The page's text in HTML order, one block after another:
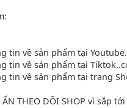
tin về sản phẩm tại
tin về sản phẩm tại
tin về sản phẩm tại trang
ẤN THEO DÕI SHOP vì sắp